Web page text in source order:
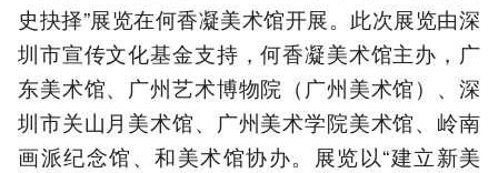
史抉择”展览在何香凝美术馆开展。此次展览由深
圳市宣传文化基金支持，何香凝美术馆主办，广
东美术馆、广州艺术博物院（广州美术馆）、深
圳市关山月美术馆、广州美术学院美术馆、岭南
画派纪念馆、和美术馆协办。展览以“建立新美